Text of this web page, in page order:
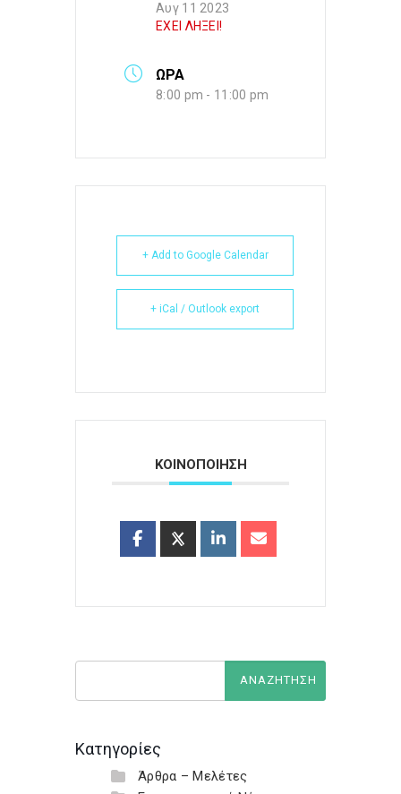
Αυγ 11 2023
ΕΧΕΙ ΛΗΞΕΙ!
ΩΡΑ
8:00 pm - 11:00 pm
+ Add to Google Calendar
+ iCal / Outlook export
ΚΟΙΝΟΠΟΙΗΣΗ
Κατηγορίες
Άρθρα – Μελέτες